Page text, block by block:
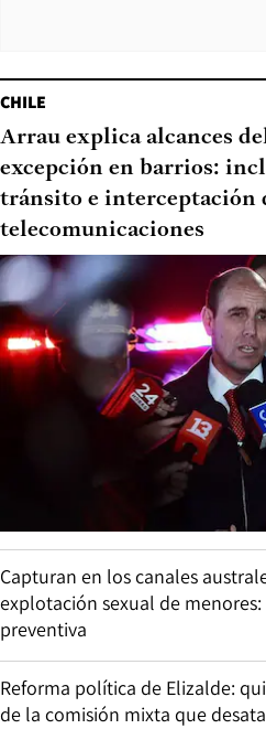
CHILE
Arrau explica alcances
excepción en barrios:
tránsito e interceptación
telecomunicaciones
Capturan en los canales
explotación sexual de
preventiva
Reforma política de Elizalde:
de la comisión mixta que